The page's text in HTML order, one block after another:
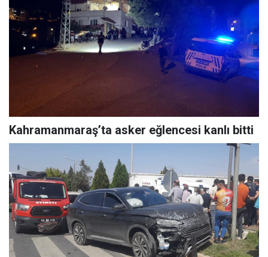
Kahramanmaraş’ta asker eğlencesi kanlı bitti